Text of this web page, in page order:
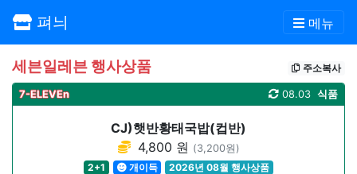
펴늬 메뉴
세븐일레븐 행사상품 주소복사
7-ELEVEn 식품
08.03
CJ)햇반황태국밥(컵반)
4,800 원 (3,200원)
2+1
개이득 2026년 08월 행사상품